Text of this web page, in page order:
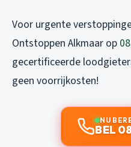
Voor urgente
Ontstoppen Alkmaar op
gecertificeerde
geen voorrijkosten!
NU
BEL